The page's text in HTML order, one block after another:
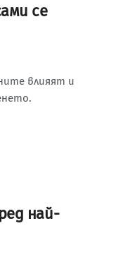
се
влияят и
най-